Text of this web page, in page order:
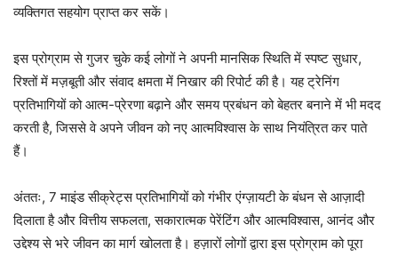
व्यक्तिगत सहयोग प्राप्त कर सकें।
इस प्रोग्राम से गुजर चुके कई लोगों ने अपनी मानसिक स्थिति में स्पष्ट सुधार,
रिश्तों में मज़बूती और संवाद क्षमता में निखार की रिपोर्ट की है। यह ट्रेनिंग
प्रतिभागियों को आत्म-प्रेरणा बढ़ाने और समय प्रबंधन को बेहतर बनाने में भी मदद
करती है, जिससे वे अपने जीवन को नए आत्मविश्वास के साथ नियंत्रित कर पाते
हैं।
अंततः, 7 माइंड सीक्रेट्स प्रतिभागियों को गंभीर एंग्ज़ायटी के बंधन से आज़ादी
दिलाता है और वित्तीय सफलता, सकारात्मक पेरेंटिंग और आत्मविश्वास, आनंद और
उद्देश्य से भरे जीवन का मार्ग खोलता है। हज़ारों लोगों द्वारा इस प्रोग्राम को पूरा